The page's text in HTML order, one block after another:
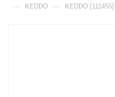
— KEDDO — KEDDO [111455]